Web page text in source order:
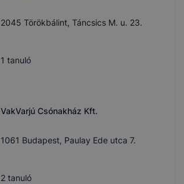
2045 Törökbálint, Táncsics M. u. 23.
1 tanuló
VakVarjú Csónakház Kft.
1061 Budapest, Paulay Ede utca 7.
2tanuló